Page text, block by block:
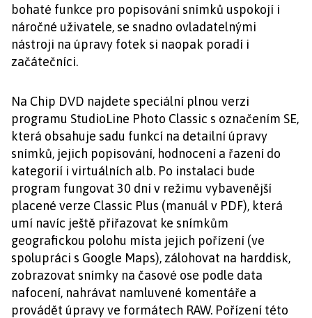
bohaté funkce pro popisování snímků uspokojí i
náročné uživatele, se snadno ovladatelnými
nástroji na úpravy fotek si naopak poradí i
začátečníci.
Na Chip DVD najdete speciální plnou verzi
programu StudioLine Photo Classic s označením SE,
která obsahuje sadu funkcí na detailní úpravy
snímků, jejich popisování, hodnocení a řazení do
kategorií i virtuálních alb. Po instalaci bude
program fungovat 30 dní v režimu vybavenější
placené verze Classic Plus (manuál v PDF), která
umí navíc ještě přiřazovat ke snímkům
geografickou polohu místa jejich pořízení (ve
spolupráci s Google Maps), zálohovat na harddisk,
zobrazovat snímky na časové ose podle data
nafocení, nahrávat namluvené komentáře a
provádět úpravy ve formátech RAW. Pořízení této